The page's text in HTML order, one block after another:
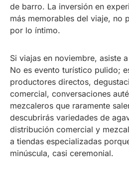
de barro. La inversión en
más memorables del viaje, no
por lo íntimo.
Si viajas en noviembre, asiste
No es evento turístico pulido;
productores directos,
comercial, conversaciones
mezcaleros que raramente
descubrirás variedades de
distribución comercial y
a tiendas especializadas
minúscula, casi ceremonial.